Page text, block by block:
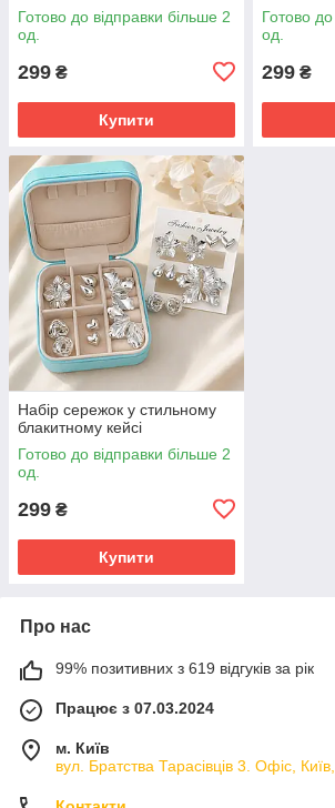
Готово до відправки більше 2
од.
299 ₴
Купити
Готово
од.
299 ₴
Набір сережок у стильному
блакитному кейсі
Готово до відправки більше 2
од.
299 ₴
Купити
Про нас
99% позитивних з 619 відгуків за рік
Працює з 07.03.2024
м. Київ
вул. Братства Тарасівців 3. Офіс,